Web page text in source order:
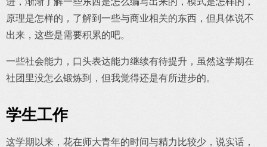
原理是怎样的，了解到一些与商业相关的东西，但具体说不
出来，这些是需要积累的吧。
一些社会能力，口头表达能力继续有待提升，虽然这学期在
社团里没怎么锻炼到，但我觉得还是有所进步的。
学生工作
这学期以来，花在师大青年的时间与精力比较少，说实话，